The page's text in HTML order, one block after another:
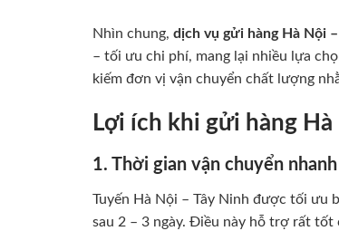
Nhìn chung, dịch vụ gửi hàng Hà Nội
– tối ưu chi phí, mang lại nhiều lựa
kiếm đơn vị vận chuyển chất lượng
Lợi ích khi gửi hàng
1. Thời gian vận chuyển
Tuyến Hà Nội – Tây Ninh được tối ưu
sau 2 – 3 ngày. Điều này hỗ trợ rất tốt